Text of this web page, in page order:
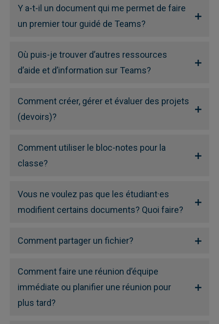
Y a-t-il un document qui me permet de faire
un premier tour guidé de Teams?
Où puis-je trouver d’autres ressources
d’aide et d’information sur Teams?
Comment créer, gérer et évaluer des projets
(devoirs)?
Comment utiliser le bloc-notes pour la
classe?
Vous ne voulez pas que les étudiant·es
modifient certains documents? Quoi faire?
Comment partager un fichier?
Comment faire une réunion d’équipe
immédiate ou planifier une réunion pour
plus tard?